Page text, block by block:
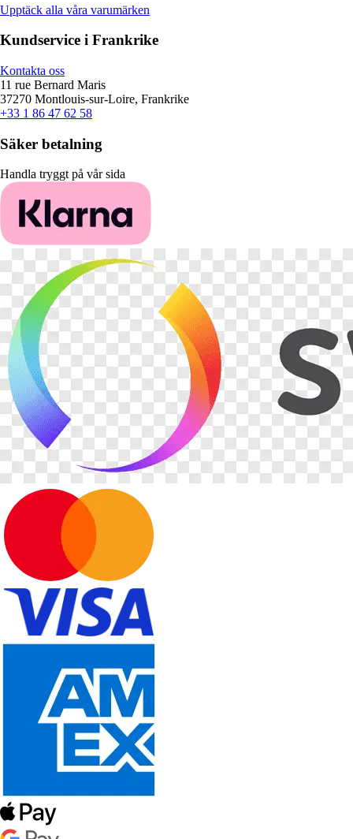
Upptäck alla våra varumärken
Kundservice i Frankrike
Kontakta oss
11 rue Bernard Maris
37270 Montlouis-sur-Loire, Frankrike
+33 1 86 47 62 58
Säker betalning
Handla tryggt på vår sida